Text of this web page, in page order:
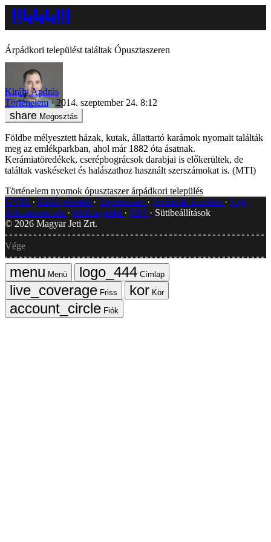
Árpádkori települést találtak Ópusztaszeren
Király András
Történelem
2014. szeptember 24. 8:12
Megosztás
Földbe mélyesztett házak, kutak, állattartó karámok nyomait találták
meg az emlékparkban, ahol már 1882 óta ásatnak.
Kerámiatöredékek, cserépbográcsok darabjai is előkerültek, de
találtak vaskéseket és halászathoz használt szerszámokat is. (MTI)
Történelem nyomok ópusztaszer árpádkori település
GYIK
Hibát jelentek Impresszum Javítások kezelése
Jogi
dokumentumok
Médiaajánlat RSS
Sütibeállítások
© 2026 Magyar Jeti Zrt.
Vége
Menü
Címlap
Friss
Kör
Fiók